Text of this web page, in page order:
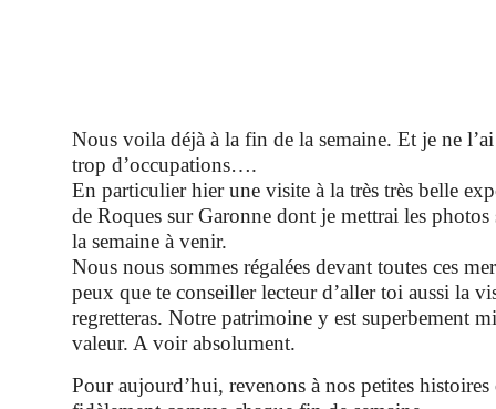
Nous voila déjà à la fin de la semaine. Et je ne l’ai
trop d’occupations….
En particulier hier une visite à la très très belle
de Roques sur Garonne dont je mettrai les
la semaine à venir.
Nous nous sommes régalées devant toutes ces
peux que te conseiller lecteur d’aller toi aussi la
regretteras. Notre patrimoine y est superbement
valeur. A voir absolument.
Pour aujourd’hui, revenons à nos petites histoires